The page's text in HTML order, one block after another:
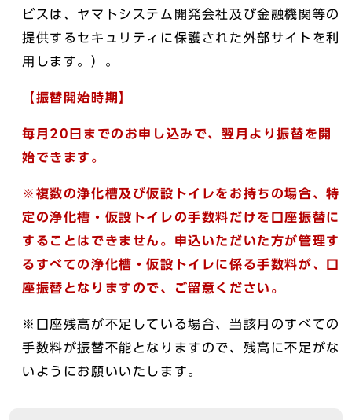
ビスは、ヤマトシステム開発会社及び金融機関等の
提供するセキュリティに保護された外部サイトを利
用します。）。
【振替開始時期】
毎月20日までのお申し込みで、翌月より振替を開
始できます。
※複数の浄化槽及び仮設トイレをお持ちの場合、特
定の浄化槽・仮設トイレの手数料だけを口座振替に
することはできません。申込いただいた方が管理す
るすべての浄化槽・仮設トイレに係る手数料が、口
座振替となりますので、ご留意ください。
※口座残高が不足している場合、当該月のすべての
手数料が振替不能となりますので、残高に不足がな
いようにお願いいたします。